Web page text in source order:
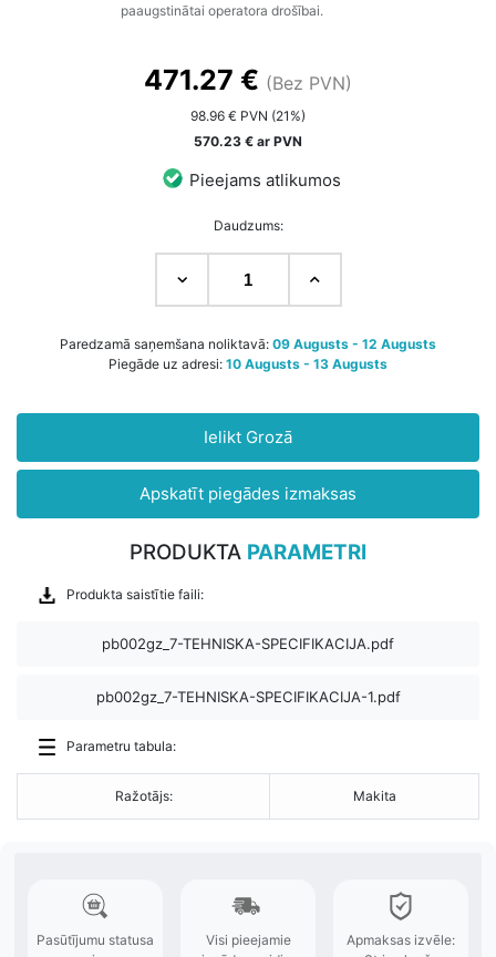
paaugstinātai operatora drošībai.
471.27 € (Bez PVN)
98.96 € PVN (21%)
570.23 € ar PVN
Pieejams atlikumos
Daudzums:
Paredzamā saņemšana noliktavā: 09 Augusts - 12 Augusts
Piegāde uz adresi: 10 Augusts - 13 Augusts
Ielikt Grozā
Apskatīt piegādes izmaksas
PRODUKTA PARAMETRI
Produkta saistītie faili:
pb002gz_7-TEHNISKA-SPECIFIKACIJA.pdf
pb002gz_7-TEHNISKA-SPECIFIKACIJA-1.pdf
Parametru tabula:
Ražotājs: Makita